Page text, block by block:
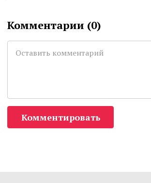
Комментарии (0)
Комментировать